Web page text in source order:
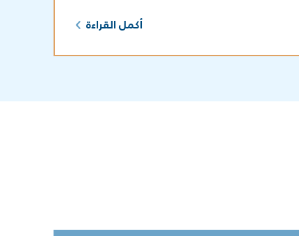
أكمل القراءة